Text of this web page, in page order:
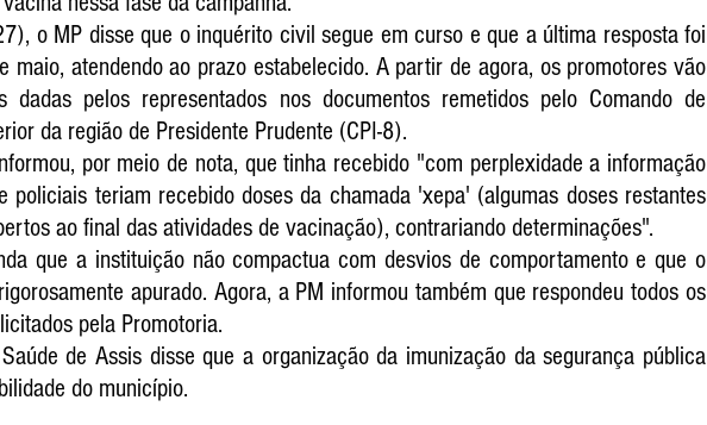
o MP disse que o inquérito civil segue em curso e que a última resposta foi
maio, atendendo ao prazo estabelecido. A partir de agora, os promotores vão
dadas pelos representados nos documentos remetidos pelo Comando de
da região de Presidente Prudente (CPI-8).
por meio de nota, que tinha recebido "com perplexidade a informação
policiais teriam recebido doses da chamada 'xepa' (algumas doses restantes
ao final das atividades de vacinação), contrariando determinações".
que a instituição não compactua com desvios de comportamento e que o
apurado. Agora, a PM informou também que respondeu todos os
pela Promotoria.
de Assis disse que a organização da imunização da segurança pública
do município.